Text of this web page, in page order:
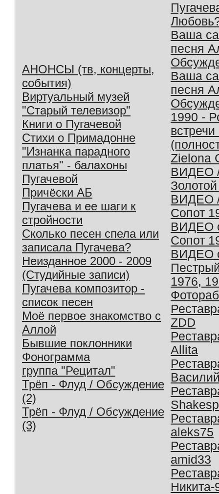
АНОНСЫ (тв, концерты,
события)
Виртуальный музей
"Старый телевизор"
Книги о Пугачевой
Стихи о Примадонне
"Изнанка парадного
платья" - балахоны
Пугачевой
Причёски АБ
Пугачева и ее шаги к
стройности
Сколько песен спела или
записала Пугачева?
Неизданное 2000 - 2009
(Студийные записи)
Пугачева композитор -
список песен
Моё первое знакомство с
Аллой
Бывшие поклонники
Фонограмма
группа "Рецитал"
Трёп - Флуд / Обсуждение
(2)
Трёп - Флуд / Обсуждение
(3)
Ваша
песня
Ваша
песня
1990 -
Zielona
ВИДЕО
ВИДЕО
Сопот
ВИДЕО
Сопот
ВИДЕО
1976,
ZDD
Allita
aleks75
amid33
Никита-